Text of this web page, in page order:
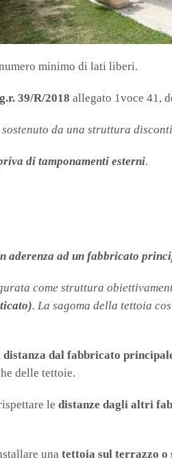
minimo di lati liberi.
39/R/2018 allegato 1voce 41,
da una struttura
di tamponamenti esterni.
aderenza ad un fabbricato
come struttura
. La sagoma della tettoia
distanza dal fabbricato
delle tettoie.
le distanze dagli altri
una tettoia sul terrazzo o